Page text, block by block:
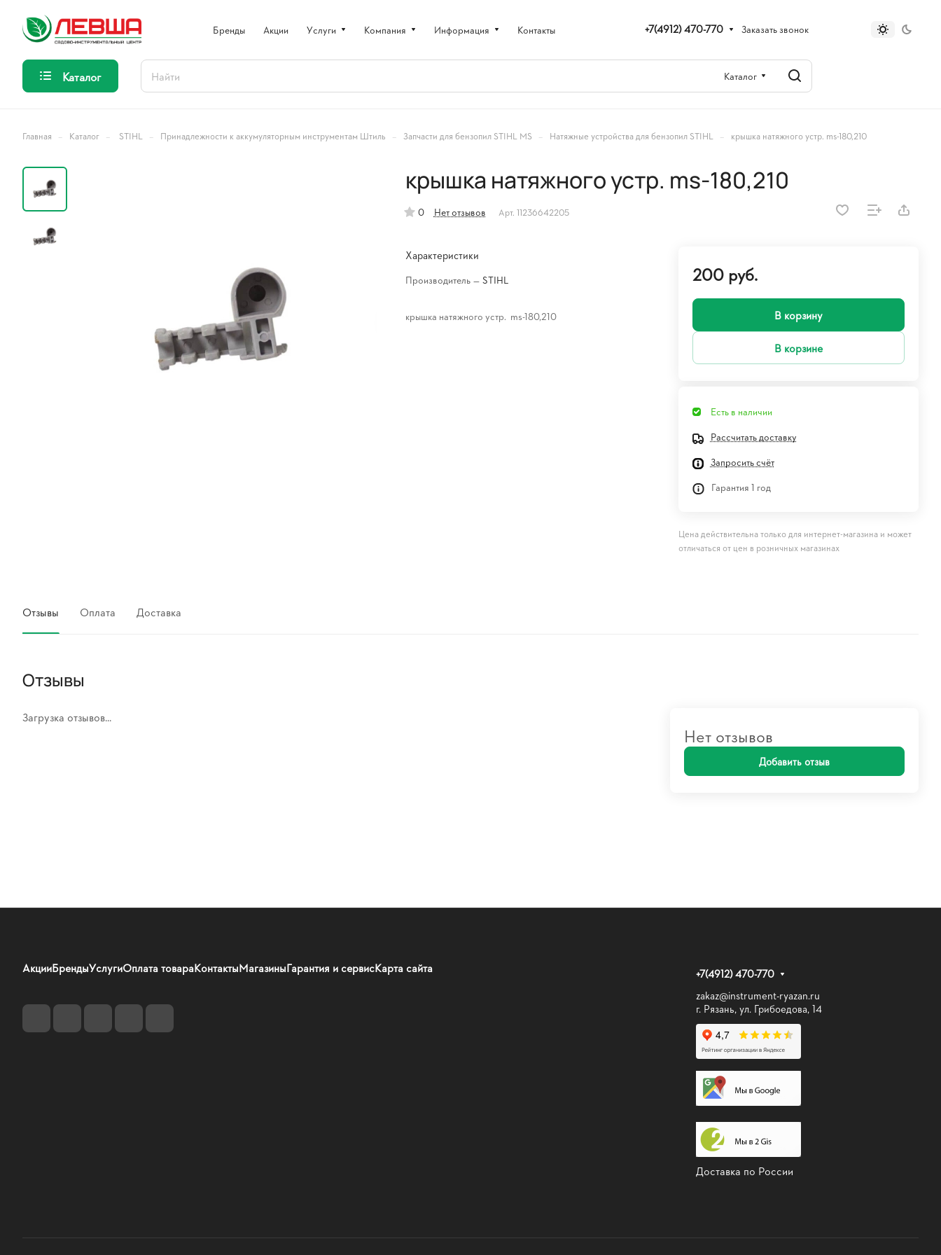
Бренды Акции Услуги Компания Информация Контакты +7(4912) 470-770 Заказать звонок
Каталог Каталог
Главная – Каталог – STIHL – Принадлежности к аккумуляторным инструментам Штиль – Запчасти для бензопил STIHL MS – Натяжные устройства для бензопил STIHL – крышка натяжного устр. ms-180,210
крышка натяжного устр. ms-180,210
0 Нет отзывов Арт. 11236642205
Характеристики
Производитель — STIHL
крышка натяжного устр. ms-180,210
200 руб.
В корзину
В корзине
Есть в наличии
Рассчитать доставку
Запросить счёт
Гарантия 1 год
Цена действительна только для интернет-магазина и может
отличаться от цен в розничных магазинах
Отзывы Оплата Доставка
Отзывы
Загрузка отзывов...
Нет отзывов
Добавить отзыв
АкцииБрендыУслугиОплата товараКонтактыМагазиныГарантия и сервисКарта сайта
+7(4912) 470-770
zakaz@instrument-ryazan.ru
г. Рязань, ул. Грибоедова, 14
Доставка по России